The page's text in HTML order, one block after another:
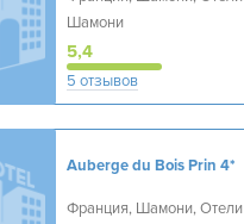
Шамони
5,4
5 отзывов
Auberge du Bois Prin 4*
Франция, Шамони, Отели